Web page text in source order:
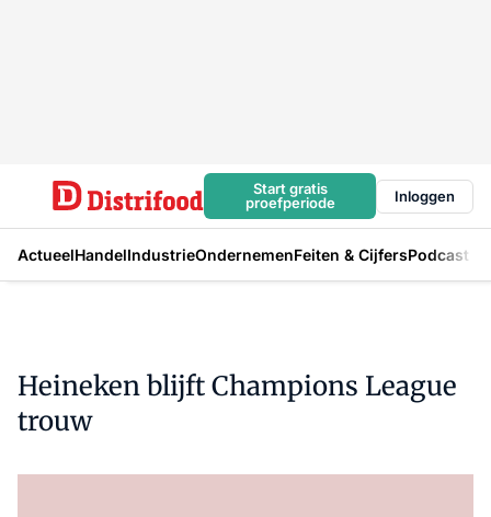
Start gratis
proefperiode
Inloggen
ActueelHandelIndustrieOndernemenFeiten & CijfersPodcast
Heineken blijft Champions League
trouw